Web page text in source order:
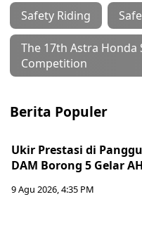
Safety Riding
The 17th Astra
Competition
Berita Populer
Ukir Prestasi di
DAM Borong 5 Gelar
9 Agu 2026, 4:35 PM